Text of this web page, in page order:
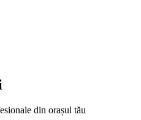
din orașul tău